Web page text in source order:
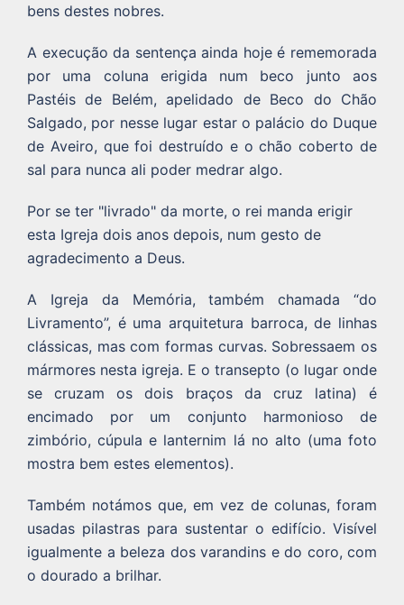
bens destes nobres.
A execução da sentença ainda hoje é rememorada
por uma coluna erigida num beco junto aos
Pastéis de Belém, apelidado de Beco do Chão
Salgado, por nesse lugar estar o palácio do Duque
de Aveiro, que foi destruído e o chão coberto de
sal para nunca ali poder medrar algo.
Por se ter "livrado" da morte, o rei manda erigir
esta Igreja dois anos depois, num gesto de
agradecimento a Deus.
A Igreja da Memória, também chamada “do
Livramento”, é uma arquitetura barroca, de linhas
clássicas, mas com formas curvas. Sobressaem os
mármores nesta igreja. E o transepto (o lugar onde
se cruzam os dois braços da cruz latina) é
encimado por um conjunto harmonioso de
zimbório, cúpula e lanternim lá no alto (uma foto
mostra bem estes elementos).
Também notámos que, em vez de colunas, foram
usadas pilastras para sustentar o edifício. Visível
igualmente a beleza dos varandins e do coro, com
o dourado a brilhar.